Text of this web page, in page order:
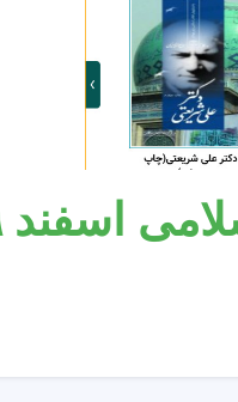
اسفند ۱۳۹۹